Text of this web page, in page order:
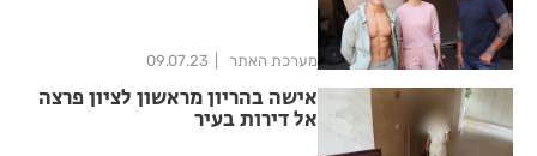
מערכת האתר 09.07.23
אישה בהריון מראשון לציון פרצה
אל דירות בעיר